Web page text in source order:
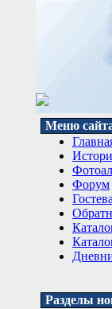
Меню
Форум
Разделы